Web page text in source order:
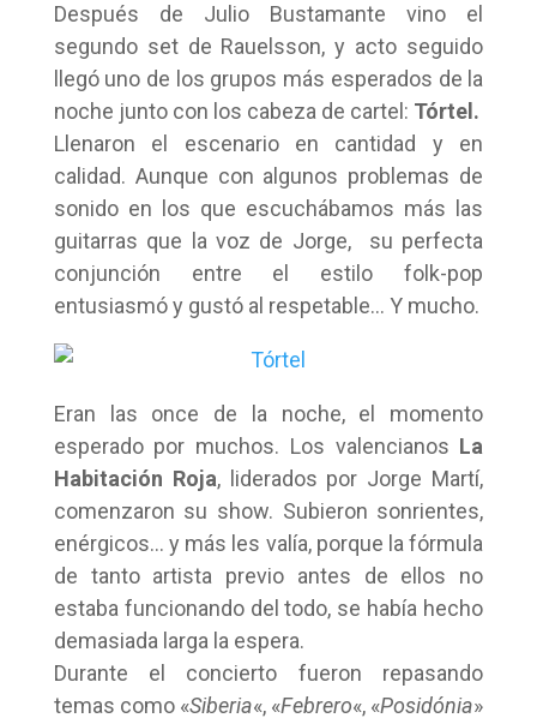
Después de Julio Bustamante vino el
segundo set de Rauelsson, y acto seguido
llegó uno de los grupos más esperados de la
noche junto con los cabeza de cartel: Tórtel.
Llenaron el escenario en cantidad y en
calidad. Aunque con algunos problemas de
sonido en los que escuchábamos más las
guitarras que la voz de Jorge, su perfecta
conjunción entre el estilo folk-pop
entusiasmó y gustó al respetable… Y mucho.
Eran las once de la noche, el momento
esperado por muchos. Los valencianos La
Habitación Roja, liderados por Jorge Martí,
comenzaron su show. Subieron sonrientes,
enérgicos… y más les valía, porque la fórmula
de tanto artista previo antes de ellos no
estaba funcionando del todo, se había hecho
demasiada larga la espera.
Durante el concierto fueron repasando
temas como «Siberia«, «Febrero«, «Posidónia»